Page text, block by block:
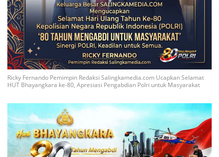
Ricky Fernando Pemimpin Redaksi Salingkamedia.com Ucapkan Selamat
HUT Bhayangkara ke-80, Apresiasi Pengabdian Polri untuk Masyarakat